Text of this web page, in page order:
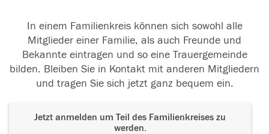
In einem Familienkreis können sich sowohl alle
Mitglieder einer Familie, als auch Freunde und
Bekannte eintragen und so eine Trauergemeinde
bilden. Bleiben Sie in Kontakt mit anderen Mitgliedern
und tragen Sie sich jetzt ganz bequem ein.
Jetzt anmelden um Teil des Familienkreises zu
werden.